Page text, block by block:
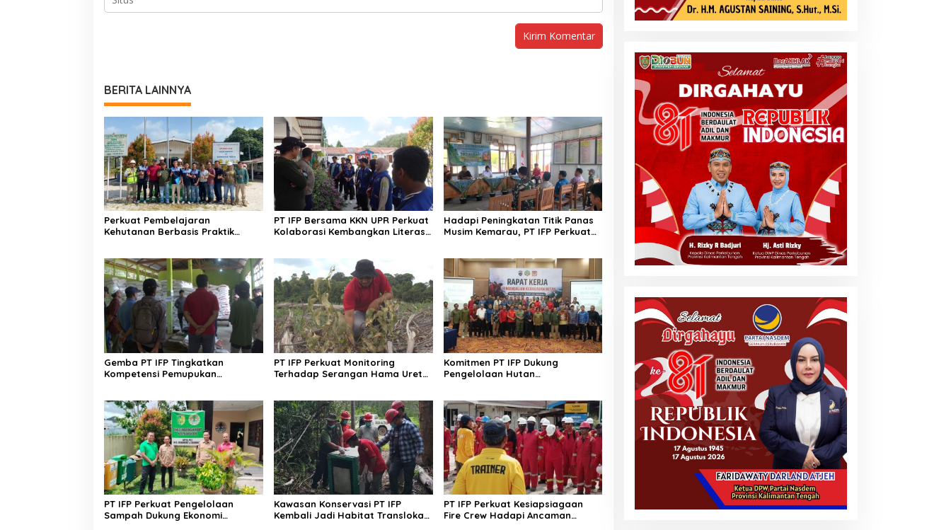
BERITA LAINNYA
Perkuat Pembelajaran
Kehutanan Berbasis Praktik
PT IFP Bersama KKN UPR Perkuat
Kolaborasi Kembangkan Literasi
Hadapi Peningkatan Titik Panas
Musim Kemarau, PT IFP Perkuat
Gemba PT IFP Tingkatkan
Kompetensi Pemupukan
PT IFP Perkuat Monitoring
Terhadap Serangan Hama Uret
Komitmen PT IFP Dukung
Pengelolaan Hutan
PT IFP Perkuat Pengelolaan
Sampah Dukung Ekonomi
Kawasan Konservasi PT IFP
Kembali Jadi Habitat Translokasi
PT IFP Perkuat Kesiapsiagaan
Fire Crew Hadapi Ancaman